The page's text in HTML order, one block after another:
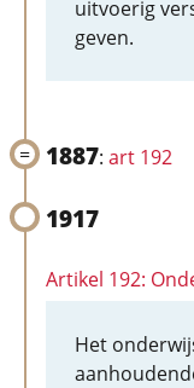
uitvoerig
geven.
1887: art 192
1917
Artikel 192:
Het